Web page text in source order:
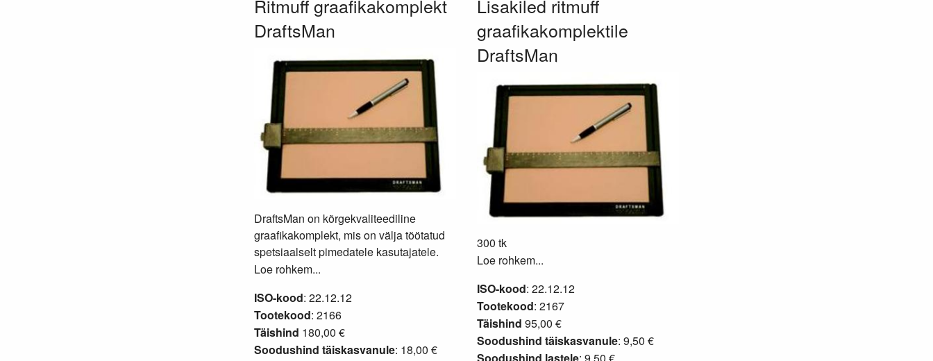
Ritmuff graafikakomplekt
DraftsMan
DraftsMan on kõrgekvaliteediline
graafikakomplekt, mis on välja töötatud
spetsiaalselt pimedatele kasutajatele.
Loe rohkem...
ISO-kood: 22.12.12
Tootekood: 2166
Täishind 180,00 €
Soodushind täiskasvanule: 18,00 €
Lisakiled ritmuff
graafikakomplektile
DraftsMan
300 tk
Loe rohkem...
ISO-kood: 22.12.12
Tootekood: 2167
Täishind 95,00 €
Soodushind täiskasvanule: 9,50 €
Soodushind lastele: 9,50 €